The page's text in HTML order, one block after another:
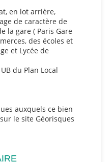
en lot arrière,
de caractère de
la gare ( Paris Gare
des écoles et
et Lycée de
du Plan Local
auxquels ce bien
le site Géorisques